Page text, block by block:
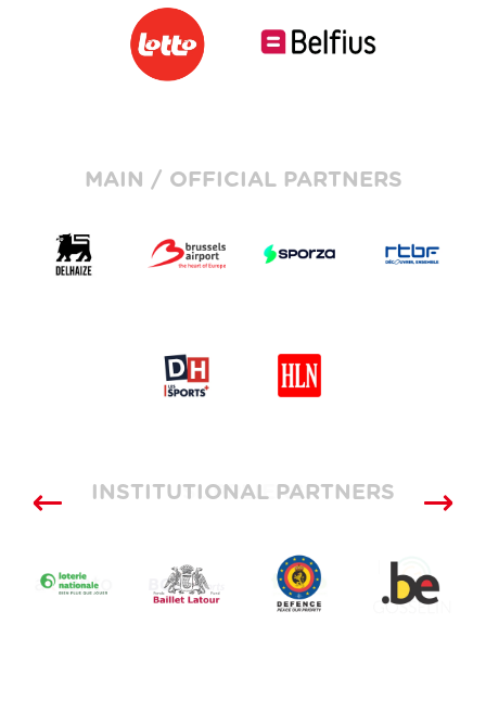
MAIN / OFFICIAL PARTNERS
SUPPLIERS
INSTITUTIONAL PARTNERS